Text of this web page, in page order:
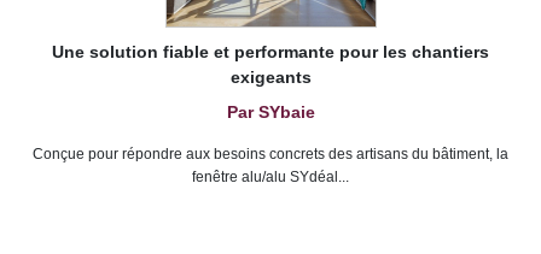
Une solution fiable et performante pour les chantiers
exigeants
Par SYbaie
Conçue pour répondre aux besoins concrets des artisans du bâtiment, la
fenêtre alu/alu SYdéal...